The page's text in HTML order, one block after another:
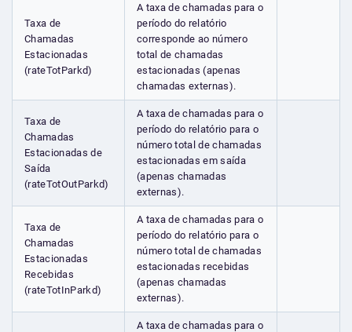
Taxa de
Chamadas
Estacionadas
(rateTotParkd)
A taxa de chamadas para o
período do relatório
corresponde ao número
total de chamadas
estacionadas (apenas
chamadas externas).
Taxa de
Chamadas
Estacionadas de
Saída
(rateTotOutParkd)
A taxa de chamadas para o
período do relatório para o
número total de chamadas
estacionadas em saída
(apenas chamadas
externas).
Taxa de
Chamadas
Estacionadas
Recebidas
(rateTotInParkd)
A taxa de chamadas para o
período do relatório para o
número total de chamadas
estacionadas recebidas
(apenas chamadas
externas).
A taxa de chamadas para o